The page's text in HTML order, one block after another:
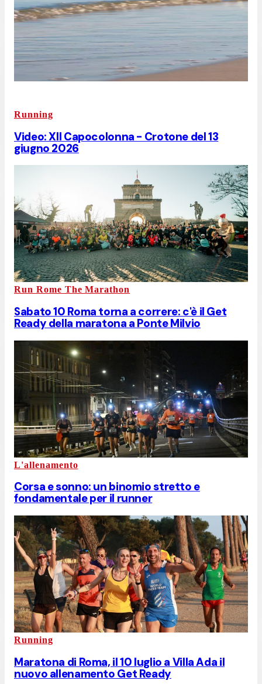
Running
Video: XII Capocolonna - Crotone del 13
giugno 2026
Run Rome The Marathon
Sabato 10 Roma torna a correre: c'è il Get
Ready della maratona a Ponte Milvio
L'allenamento
Corsa e sonno: un binomio stretto e
fondamentale per il runner
Running
Maratona di Roma, il 10 luglio a Villa Ada il
nuovo allenamento Get Ready